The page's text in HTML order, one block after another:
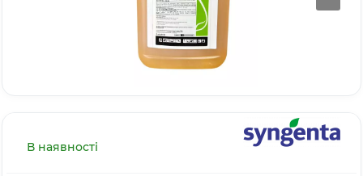
В наявності